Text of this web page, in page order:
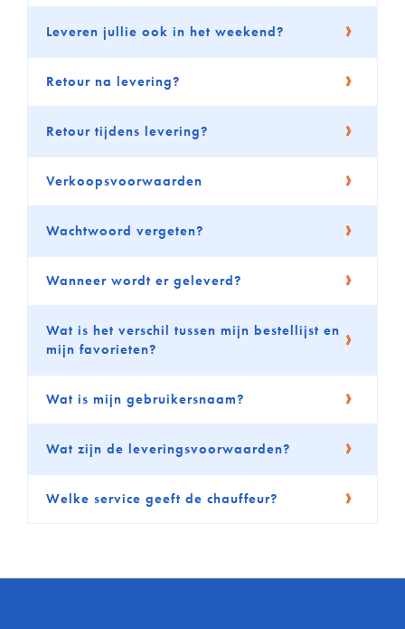
Leveren jullie ook in het weekend?
Retour na levering?
Retour tijdens levering?
Verkoopsvoorwaarden
Wachtwoord vergeten?
Wanneer wordt er geleverd?
Wat is het verschil tussen mijn bestellijst en
mijn favorieten?
Wat is mijn gebruikersnaam?
Wat zijn de leveringsvoorwaarden?
Welke service geeft de chauffeur?